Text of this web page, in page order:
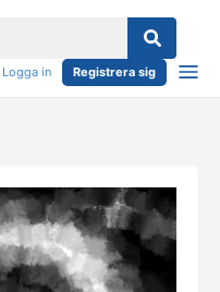
Logga in Registrera sig